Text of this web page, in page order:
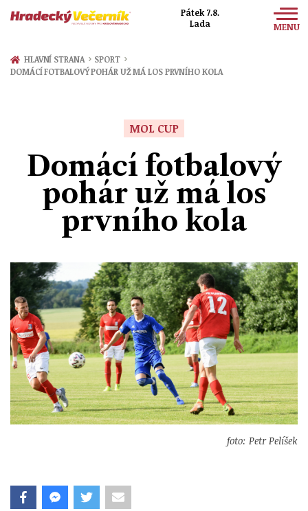
Pátek 7.8.
Lada
MENU
Zprávy
HLAVNÍ STRANA › SPORT ›
DOMÁCÍ FOTBALOVÝ POHÁR UŽ MÁ LOS PRVNÍHO KOLA
MOL CUP
Domácí fotbalový
pohár už má los
prvního kola
foto: Petr Pelíšek